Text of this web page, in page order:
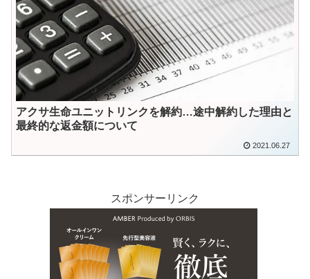
アクサ生命ユニットリンクを解約…途中解約した理由と
最終的な返金額について
2021.06.27
スポンサーリンク